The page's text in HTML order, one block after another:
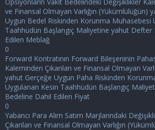
Opsiyonların Vakit Bedelindeki Değişiklikler
ve Finansal Olmayan Varlığın (Yükümlülüğün)
Uygun Bedel Riskinden Korunma Muhasebesi
Taahhüdün Başlangıç Maliyetine yahut Defter
Edilen Meblağ
0
Forward Kontratının Forward Bileşeninin
Kaleminden Çıkarılan ve Finansal Olmayan
yahut Gerçeğe Uygun Paha Riskinden
Uygulanan Kesin Taahhüdün Başlangıç
Bedeline Dahil Edilen Fiyat
0
Yabancı Para Alım Satım Marjlarındaki
Çıkarılan ve Finansal Olmayan Varlığın